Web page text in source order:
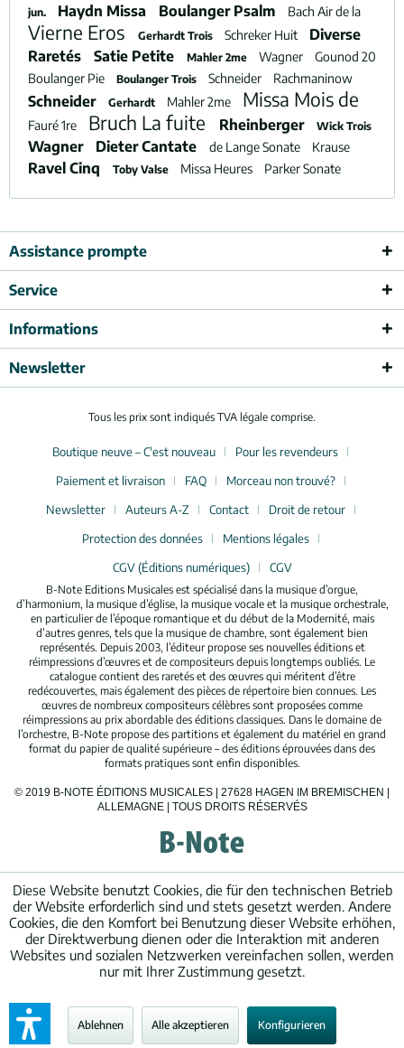
jun.
Haydn Missa Boulanger Psalm Bach Air de la
Vierne Eros Gerhardt Trois Schreker Huit
Diverse
Raretés
Satie Petite Mahler 2me Wagner
Gounod 20
Boulanger Pie
Boulanger Trois Schneider Rachmaninow
Schneider Gerhardt Mahler 2me Missa Mois de
Fauré 1re Bruch La fuite Rheinberger Wick Trois
Wagner Dieter Cantate de Lange Sonate Krause
Ravel Cinq Toby Valse Missa Heures Parker Sonate
Assistance prompte
Service
Informations
Newsletter
Tous les prix sont indiqués TVA légale comprise.
Boutique neuve – C'est nouveau
Pour les revendeurs
Paiement et livraison
FAQ
Morceau non trouvé?
Newsletter
Auteurs A-Z Contact
Droit de retour
Protection des données
Mentions légales
CGV (Éditions numériques)
CGV
B-Note Editions Musicales est spécialisé dans la musique d’orgue,
d’harmonium, la musique d’église, la musique vocale et la musique orchestrale,
en particulier de l’époque romantique et du début de la Modernité, mais
d’autres genres, tels que la musique de chambre, sont également bien
représentés. Depuis 2003, l’éditeur propose ses nouvelles éditions et
réimpressions d’œuvres et de compositeurs depuis longtemps oubliés. Le
catalogue contient des raretés et des œuvres qui méritent d’être
redécouvertes, mais également des pièces de répertoire bien connues. Les
œuvres de nombreux compositeurs célèbres sont proposées comme
réimpressions au prix abordable des éditions classiques. Dans le domaine de
l’orchestre, B-Note propose des partitions et également du matériel en grand
format du papier de qualité supérieure – des éditions éprouvées dans des
formats pratiques sont enfin disponibles.
© 2019 B-NOTE ÉDITIONS MUSICALES | 27628 HAGEN IM BREMISCHEN |
ALLEMAGNE | TOUS DROITS RÉSERVÉS
Diese Website benutzt Cookies, die für den technischen Betrieb
der Website erforderlich sind und stets gesetzt werden. Andere
Cookies, die den Komfort bei Benutzung dieser Website erhöhen,
der Direktwerbung dienen oder die Interaktion mit anderen
Websites und sozialen Netzwerken vereinfachen sollen, werden
nur mit Ihrer Zustimmung gesetzt.
Ablehnen Alle akzeptieren Konfigurieren